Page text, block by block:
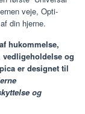
veje, Opti-
din hjerne.
hukommelse,
og
er designet til
og